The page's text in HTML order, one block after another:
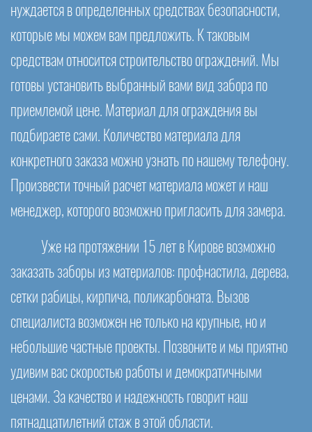
нуждается в определенных средствах безопасности,
которые мы можем вам предложить. К таковым
средствам относится строительство ограждений. Мы
готовы установить выбранный вами вид забора по
приемлемой цене. Материал для ограждения вы
подбираете сами. Количество материала для
конкретного заказа можно узнать по нашему телефону.
Произвести точный расчет материала может и наш
менеджер, которого возможно пригласить для замера.
Уже на протяжении 15 лет в Кирове возможно
заказать заборы из материалов: профнастила, дерева,
сетки рабицы, кирпича, поликарбоната. Вызов
специалиста возможен не только на крупные, но и
небольшие частные проекты. Позвоните и мы приятно
удивим вас скоростью работы и демократичными
ценами. За качество и надежность говорит наш
пятнадцатилетний стаж в этой области.